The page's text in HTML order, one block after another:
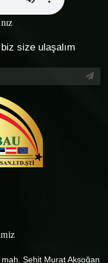
biz size ulaşalım
Şehit Murat Aksoğan